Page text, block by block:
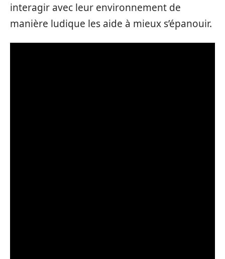
interagir avec leur environnement de
manière ludique les aide à mieux s’épanouir.